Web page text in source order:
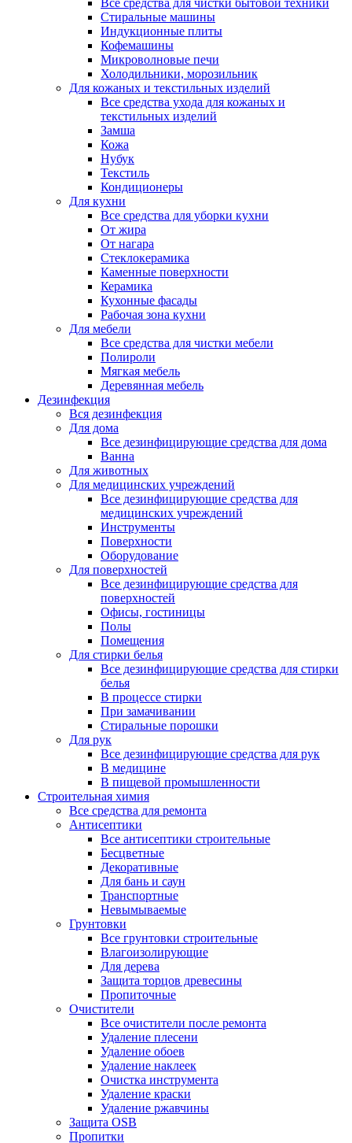
Все средства для чистки бытовой техники
Стиральные машины
Индукционные плиты
Кофемашины
Микроволновые печи
Холодильники, морозильник
Для кожаных и текстильных изделий
Все средства ухода для кожаных и
текстильных изделий
Замша
Кожа
Нубук
Текстиль
Кондиционеры
Для кухни
Все средства для уборки кухни
От жира
От нагара
Стеклокерамика
Каменные поверхности
Керамика
Кухонные фасады
Рабочая зона кухни
Для мебели
Все средства для чистки мебели
Полироли
Мягкая мебель
Деревянная мебель
Дезинфекция
Вся дезинфекция
Для дома
Все дезинфицирующие средства для дома
Ванна
Для животных
Для медицинских учреждений
Все дезинфицирующие средства для
медицинских учреждений
Инструменты
Поверхности
Оборудование
Для поверхностей
Все дезинфицирующие средства для
поверхностей
Офисы, гостиницы
Полы
Помещения
Для стирки белья
Все дезинфицирующие средства для стирки
белья
В процессе стирки
При замачивании
Стиральные порошки
Для рук
Все дезинфицирующие средства для рук
В медицине
В пищевой промышленности
Строительная химия
Все средства для ремонта
Антисептики
Все антисептики строительные
Бесцветные
Декоративные
Для бань и саун
Транспортные
Невымываемые
Грунтовки
Все грунтовки строительные
Влагоизолирующие
Для дерева
Защита торцов древесины
Пропиточные
Очистители
Все очистители после ремонта
Удаление плесени
Удаление обоев
Удаление наклеек
Очистка инструмента
Удаление краски
Удаление ржавчины
Защита OSB
Пропитки